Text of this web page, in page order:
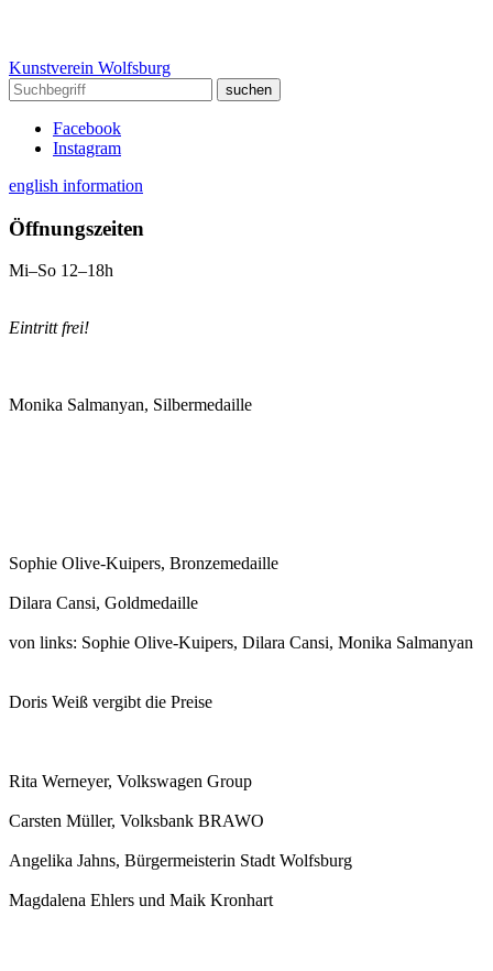
Kunstverein Wolfsburg
Facebook
Instagram
english information
Öffnungszeiten
Mi–So 12–18h
Eintritt frei!
Monika Salmanyan, Silbermedaille
Sophie Olive-Kuipers, Bronzemedaille
Dilara Cansi, Goldmedaille
von links: Sophie Olive-Kuipers, Dilara Cansi, Monika Salmanyan
Doris Weiß vergibt die Preise
Rita Werneyer, Volkswagen Group
Carsten Müller, Volksbank BRAWO
Angelika Jahns, Bürgermeisterin Stadt Wolfsburg
Magdalena Ehlers und Maik Kronhart